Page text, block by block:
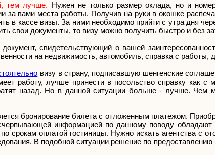
тем лучше. Нужен не только размер оклада, но и
за вами места работы. Получив на руки в окошке
в кассе визы. За ними необходимо прийти с утра дня
свои документы, то визу можно получить быстро и без
свидетельствующий о вашей
на недвижимость, автомобиль, справка с работы,
визу в страну, подписавшую шенгенские
работу, лучше принести в посольство справку как
назад. Но в данной ситуации больше - лучше. Чем
бронирование билета с отложенным платежом.
информацией по данному поводу обладают
срокам оплатой гостиницы. Нужно искать агентства с
В подобной ситуации решение по предоставлению